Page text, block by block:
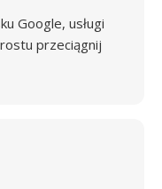
Google, usługi
przeciągnij